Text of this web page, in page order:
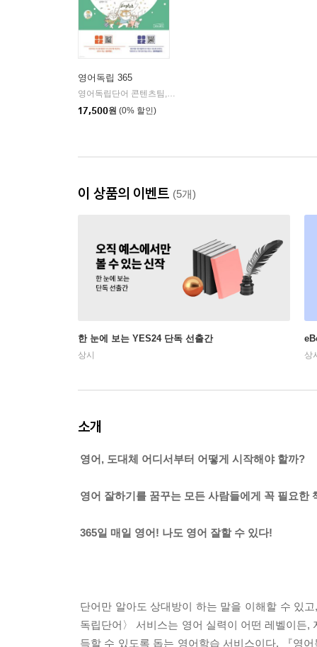
영어독립 365
17,500원 (0% 할인)
이 상품의 이벤트 (5개)
한 눈에 보는 YES24 단독 선출간
상시 상
소개
영어, 도대체 어디서부터 어떻게 시작해야 할까?
영어 잘하기를 꿈꾸는 모든 사람들에게 꼭 필요한
365일 매일 영어! 나도 영어 잘할 수 있다!
단어만 알아도 상대방이 하는 말을 이해할 수 있
독립단어〉 서비스는 영어 실력이 어떤 레벨이든
득할 수 있도록 돕는 영어학습 서비스이다. 『영